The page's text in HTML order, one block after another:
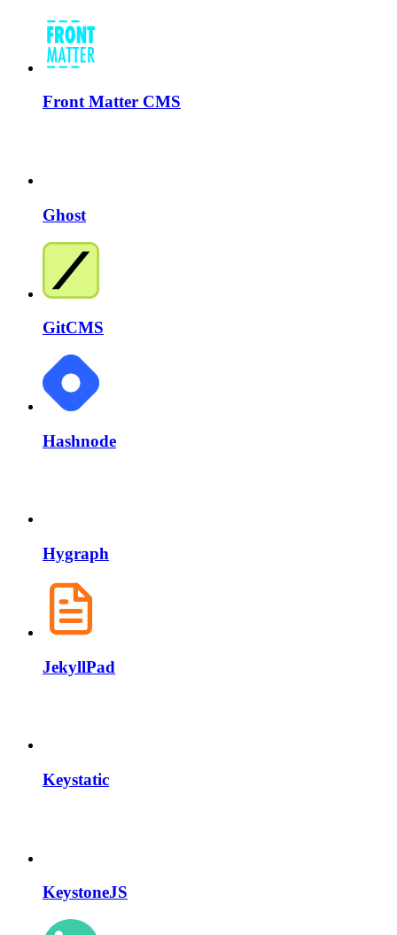
Front Matter CMS
Ghost
GitCMS
Hashnode
Hygraph
JekyllPad
Keystatic
KeystoneJS